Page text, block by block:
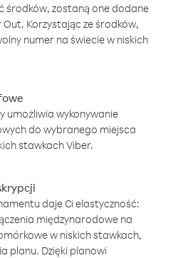
środków, zostaną one dodane
Korzystając ze środków,
numer na świecie w niskich
umożliwia wykonywanie
do wybranego miejsca
stawkach Viber.
daje Ci elastyczność:
międzynarodowe na
w niskich stawkach,
planu. Dzięki planowi